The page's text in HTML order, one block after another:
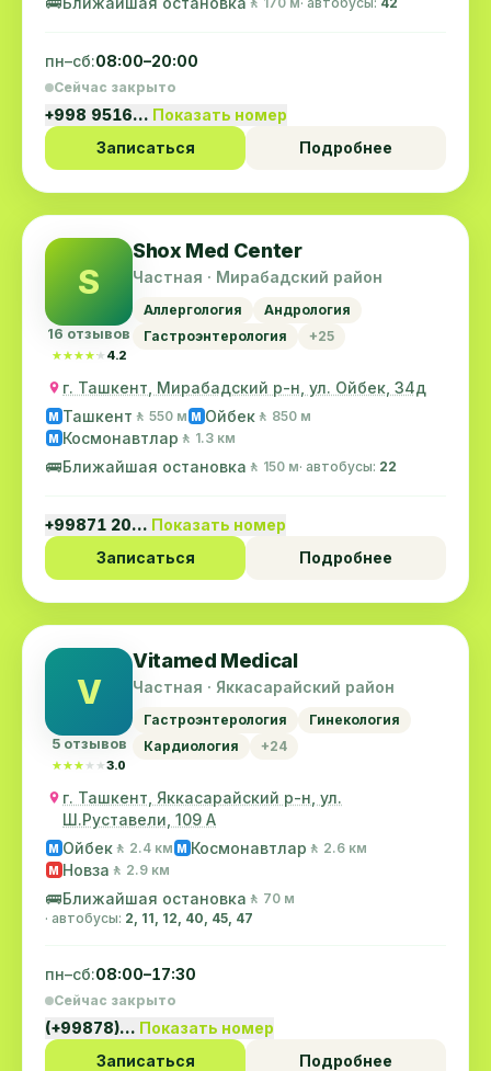
пн–сб:08:00–20:00
Сейчас закрыто
+998 9516… Показать номер
Записаться
Подробнее
S
16 отзывов
★★★★★
★★★★★ 4.2
Shox Med Center
Частная · Мирабадский район
Аллергология
Андрология
Гастроэнтерология
+25
г. Ташкент, Мирабадский р-н, ул. Ойбек, 34д
M Ташкент 🚶 550 м M Ойбек 🚶 850 м
M Космонавтлар 🚶 1.3 км
🚌Ближайшая остановка 🚶 150 м· автобусы: 22
+99871 20… Показать номер
Записаться
Подробнее
V
5 отзывов
★★★★★
★★★★★3.0
Vitamed Medical
Частная · Яккасарайский район
Гастроэнтерология
Гинекология
Кардиология
+24
г. Ташкент, Яккасарайский р-н, ул.
Ш.Руставели, 109 А
M Ойбек 🚶 2.4 км M Космонавтлар 🚶 2.6 км
M Новза 🚶 2.9 км
🚌Ближайшая остановка 🚶 70 м
· автобусы: 2, 11, 12, 40, 45, 47
пн–сб:08:00–17:30
Сейчас закрыто
(+99878)… Показать номер
Записаться
Подробнее